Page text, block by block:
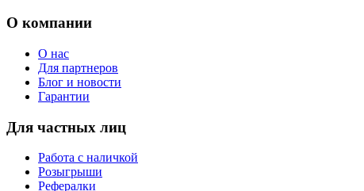
О компании
О нас
Для партнеров
Блог и новости
Гарантии
Для частных лиц
Работа с наличкой
Розыгрыши
Рефералки